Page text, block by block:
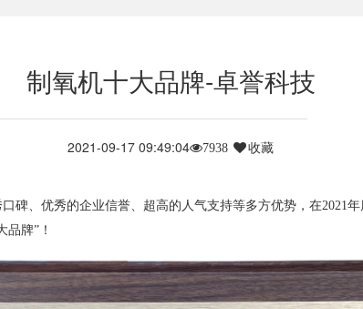
制氧机十大品牌-卓誉科技
2021-09-17 09:49:04 7938 收藏
碑、优秀的企业信誉、超高的人气支持等多方优势，在2021年
牌”！